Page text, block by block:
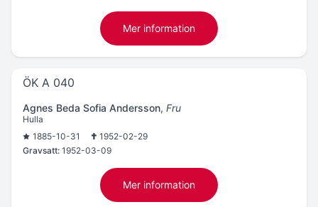
Mer information
ÖK A 040
Agnes Beda Sofia Andersson, Fru
Hulla
1885-10-31
1952-02-29
Gravsatt: 1952-03-09
Mer information